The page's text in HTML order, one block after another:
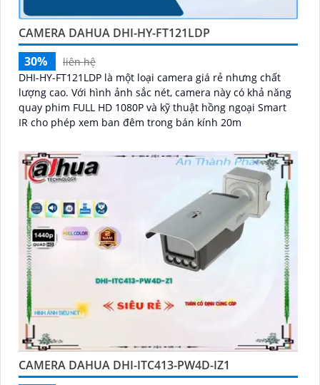
CAMERA DAHUA DHI-HY-FT121LDP
30%
liên hệ
DHI-HY-FT121LDP là một loại camera giá rẻ nhưng chất
lượng cao. Với hình ảnh sắc nét, camera này có khả năng
quay phim FULL HD 1080P và kỹ thuật hồng ngoại Smart
IR cho phép xem ban đêm trong bán kính 20m
CAMERA DAHUA DHI-ITC413-PW4D-IZ1